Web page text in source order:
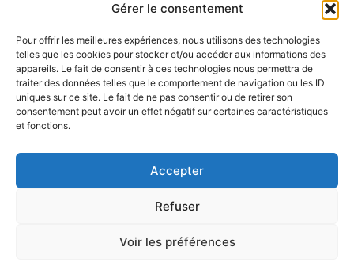
Gérer le consentement
Pour offrir les meilleures expériences, nous utilisons des technologies
telles que les cookies pour stocker et/ou accéder aux informations des
appareils. Le fait de consentir à ces technologies nous permettra de
traiter des données telles que le comportement de navigation ou les ID
uniques sur ce site. Le fait de ne pas consentir ou de retirer son
consentement peut avoir un effet négatif sur certaines caractéristiques
et fonctions.
Accepter
Refuser
Voir les préférences